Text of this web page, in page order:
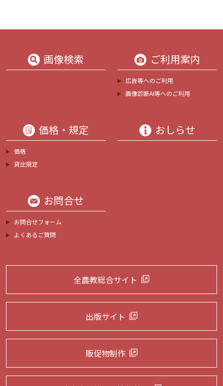
画像検索 ご利用案内
広告等へのご利用
画像診断AI等へのご利用
価格・規定
価格
貸出規定
おしらせ
お問合せ
お問合せフォーム
よくあるご質問
全農教総合サイト
出版サイト
販促物制作